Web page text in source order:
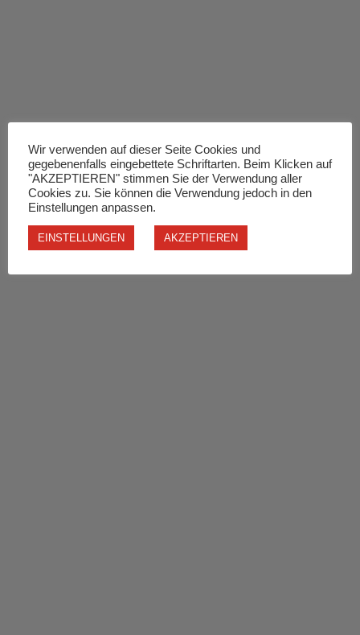
Wir verwenden auf dieser Seite Cookies und
gegebenenfalls eingebettete Schriftarten. Beim Klicken auf
"AKZEPTIEREN" stimmen Sie der Verwendung aller
Cookies zu. Sie können die Verwendung jedoch in den
Einstellungen anpassen.
EINSTELLUNGEN AKZEPTIEREN